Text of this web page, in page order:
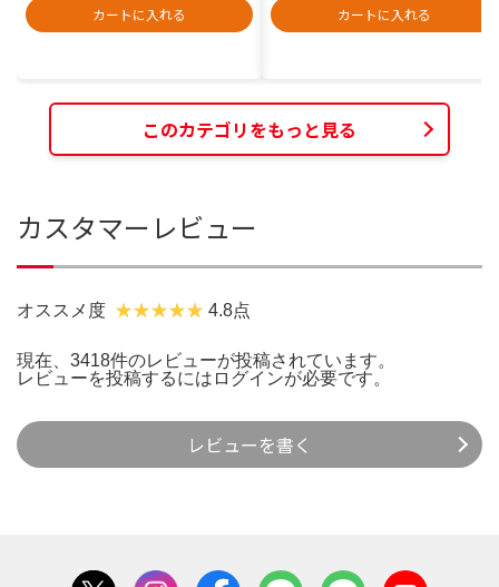
カートに入れる
カートに入れる
このカテゴリをもっと見る
カスタマーレビュー
オススメ度 4.8点
現在、3418件のレビューが投稿されています。
レビューを投稿するには ログインが必要です。
レビューを書く